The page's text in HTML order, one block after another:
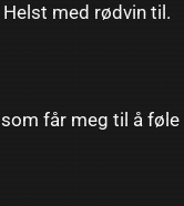
Helst med rødvin til.
får meg til å føle